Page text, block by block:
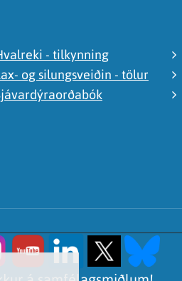
- tilkynning
og silungsveiðin - tölur